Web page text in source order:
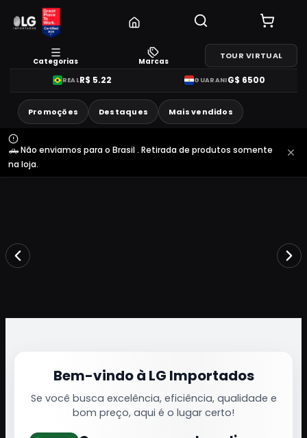
Categorias Marcas
TOUR VIRTUAL
REALR$ 5.22 GUARANIG$ 6500
Promoções Destaques Mais vendidos
🛻 Não enviamos para o Brasil . Retirada de produtos somente
na loja.
Bem-vindo à LG Importados
Se você busca excelência, eficiência, qualidade e
bom preço, aqui é o lugar certo!